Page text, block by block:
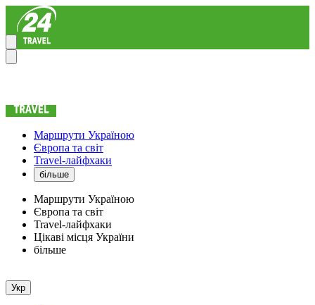
Маршрути Україною
Європа та світ
Travel-лайфхаки
більше
Маршрути Україною
Європа та світ
Travel-лайфхаки
Цікаві місця України
більше
Укр